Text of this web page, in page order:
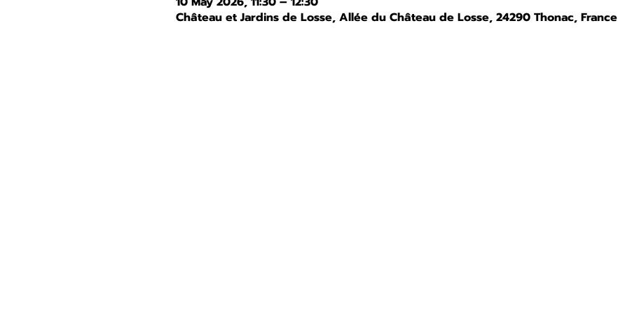
Château et Jardins de Losse, Allée du Château de Losse, 24290 Thonac, France